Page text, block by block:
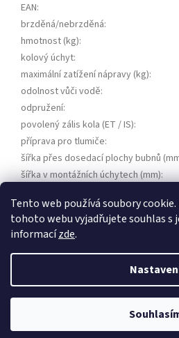
Tento web používá soubory
tohoto webu vyjadřujete souhlas s
informacízde.
EAN:
brzděná/nebrzděná:
hmotnost (kg):
kolový úchyt:
maximální zatížení nápravy (kg):
odolnost vůči vodě:
odpružení:
povolený zális kola (ET / IS):
příprava pro tlumiče:
šířka přes dosedací plochy bubnů
šířka v montážních úchytech (mm):
Copyright 2026Přívěsy za auto,
vyhrazena.